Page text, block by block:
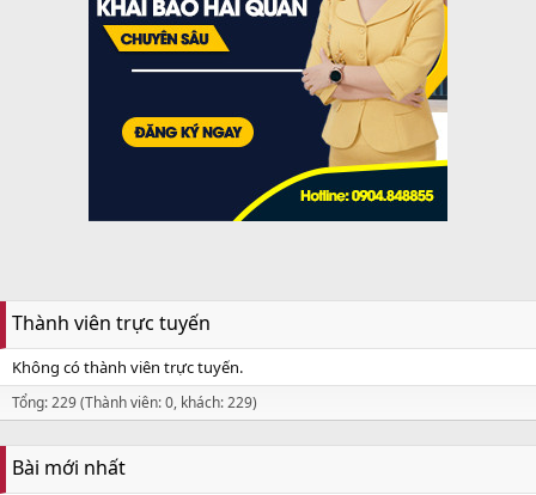
Thành viên trực tuyến
Không có thành viên trực tuyến.
Tổng: 229 (Thành viên: 0, khách: 229)
Bài mới nhất